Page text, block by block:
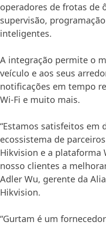
operadores de frotas de
supervisão,
inteligentes.
A integração permite o
veículo e aos seus
notificações em tempo
Wi-Fi e muito mais.
“Estamos satisfeitos em
ecossistema de
Hikvision e a plataforma
nosso clientes a
Adler Wu, gerente da
Hikvision.
“Gurtam é um